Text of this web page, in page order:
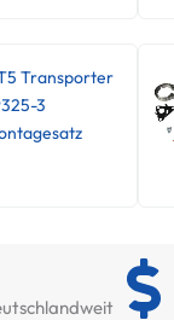
Transporter
3